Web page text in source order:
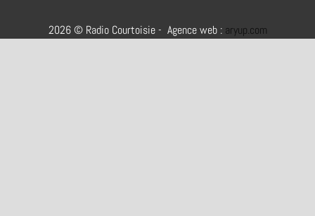
2026 © Radio Courtoisie - Agence web : aryup.com